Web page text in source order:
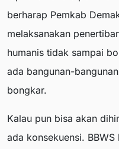
berharap Pemkab
melaksanakan
humanis tidak sampai
ada bangunan-
bongkar.
Kalau pun bisa akan
ada konsekuensi.